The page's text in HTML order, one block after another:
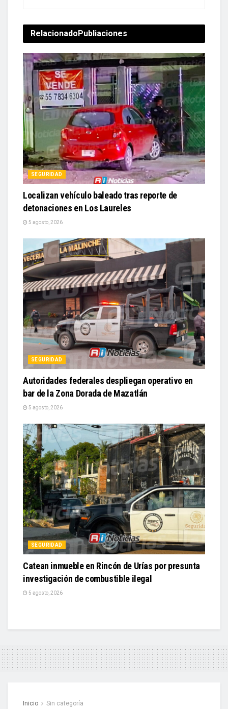
Relacionado Publiaciones
SEGURIDAD
Localizan vehículo baleado tras reporte de
detonaciones en Los Laureles
5 agosto, 2026
SEGURIDAD
Autoridades federales despliegan operativo en
bar de la Zona Dorada de Mazatlán
5 agosto, 2026
SEGURIDAD
Catean inmueble en Rincón de Urías por presunta
investigación de combustible ilegal
5 agosto, 2026
Inicio Sin categoría